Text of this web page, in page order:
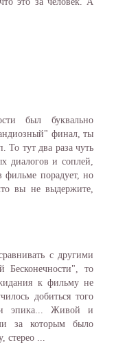
был буквально
финал, ты
тут два раза чуть
диалогов и соплей,
фильме порадует, но
вы не выдержите,
с другими
Бесконечности", то
к фильму не
добиться того
эпика... Живой и
за которым было
стерео ...